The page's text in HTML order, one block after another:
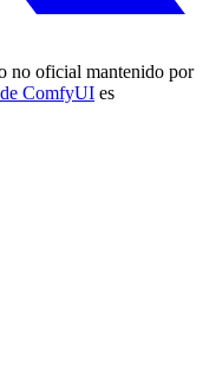
no oficial mantenido por
ComfyUI es